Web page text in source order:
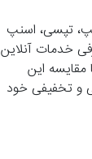
تپسی، اسنپ
خدمات آنلاین
مقایسه این
و تخفیفی خود